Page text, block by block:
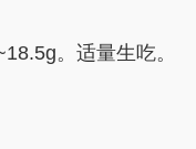
。适量生吃。